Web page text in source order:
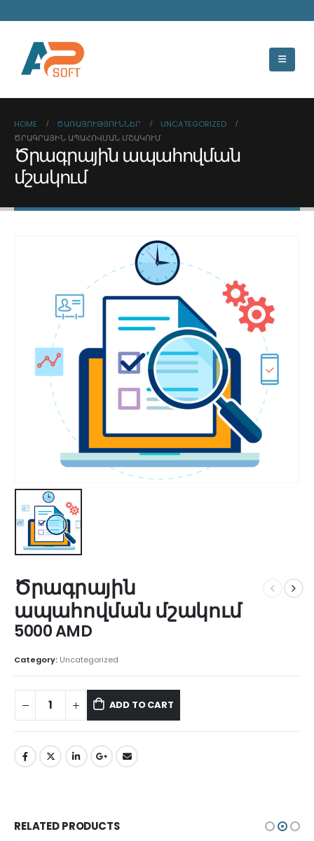
HOME ԾԱՌԱՅՈՒԹՅՈՒՆՆԵՐ
UNCATEGORIZED
ԾՐԱԳՐԱՅԻՆ ԱՊԱՀՈՎՄԱՆ ՄՇԱԿՈՒՄ
Ծրագրային ապահովման
մշակում
Ծրագրային
ապահովման մշակում
5000AMD
Category: Uncategorized
ADD TO CART
RELATED PRODUCTS